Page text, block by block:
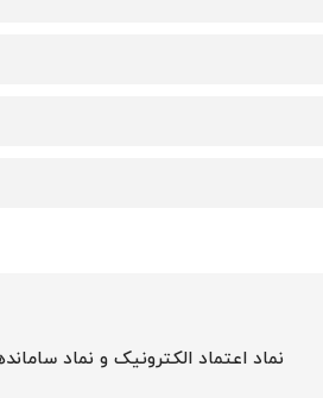
نماد اعتماد الکترونیک و نماد